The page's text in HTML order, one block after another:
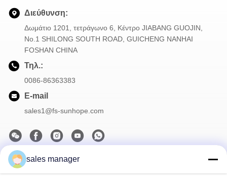
Διεύθυνση:
Δωμάτιο 1201, τετράγωνο 6, Κέντρο JIABANG GUOJIN,
Νο.1 SHILONG SOUTH ROAD, GUICHENG NANHAI
FOSHAN CHINA
Τηλ.:
0086-86363383
E-mail
sales1@fs-sunhope.com
Το Δελτίο Ενημέρωσης
sales manager